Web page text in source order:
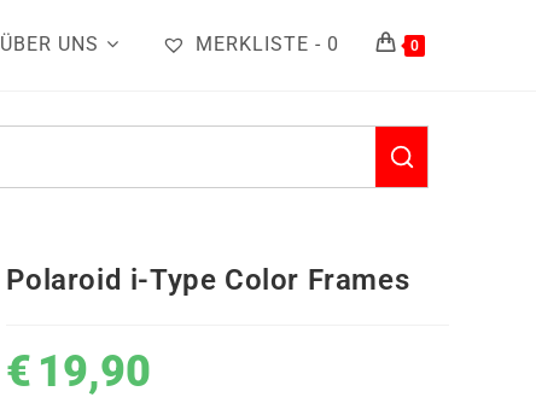
ÜBER UNS MERKLISTE - 0 0
Polaroid i-Type Color Frames
€ 19,90